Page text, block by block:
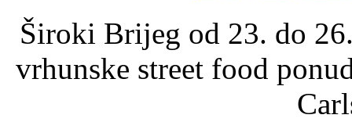
Široki Brijeg od 23. do
vrhunske street food